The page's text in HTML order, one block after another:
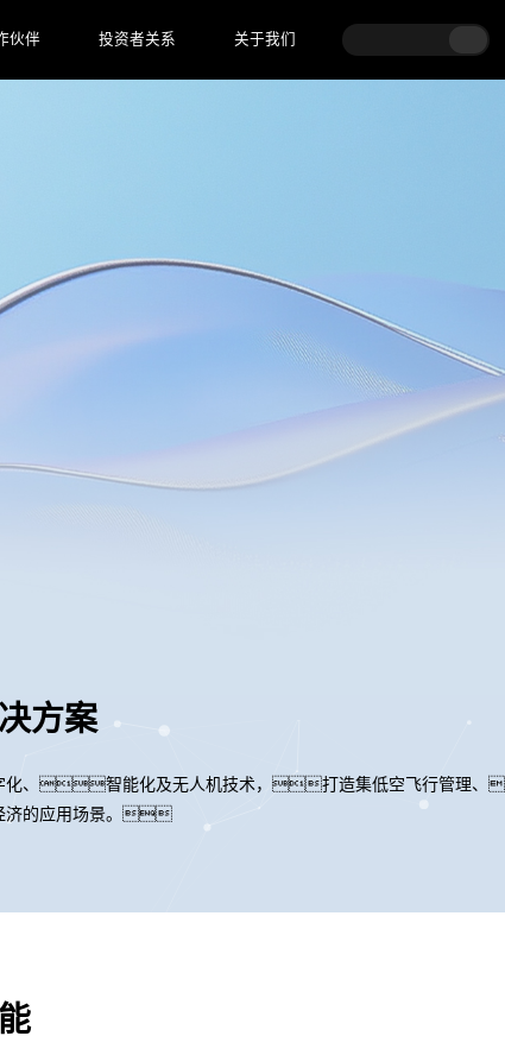
伙伴 投资者关系 关于我们
方案
化、智能化及无人机技术，打造集低空飞行管理
济的应用场景。